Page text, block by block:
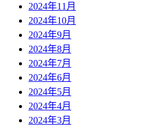
2024年11月
2024年10月
2024年9月
2024年8月
2024年7月
2024年6月
2024年5月
2024年4月
2024年3月